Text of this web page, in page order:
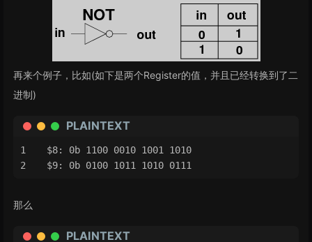
再来个例子，比如(如下是两个Register的值，并且已经转换到了二
进制)
PLAINTEXT
$8: 0b 1100 0010 1001 1010
$9: 0b 0100 1011 1010 0111
那么
PLAINTEXT